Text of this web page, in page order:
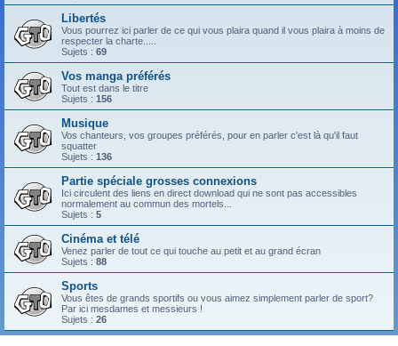
Libertés
Vous pourrez ici parler de ce qui vous plaira quand il vous plaira à moins de
respecter la charte.....
Sujets : 69
Vos manga préférés
Tout est dans le titre
Sujets : 156
Musique
Vos chanteurs, vos groupes préférés, pour en parler c'est là qu'il faut
squatter
Sujets : 136
Partie spéciale grosses connexions
Ici circulent des liens en direct download qui ne sont pas accessibles
normalement au commun des mortels...
Sujets : 5
Cinéma et télé
Venez parler de tout ce qui touche au petit et au grand écran
Sujets : 88
Sports
Vous êtes de grands sportifs ou vous aimez simplement parler de sport?
Par ici mesdames et messieurs !
Sujets : 26